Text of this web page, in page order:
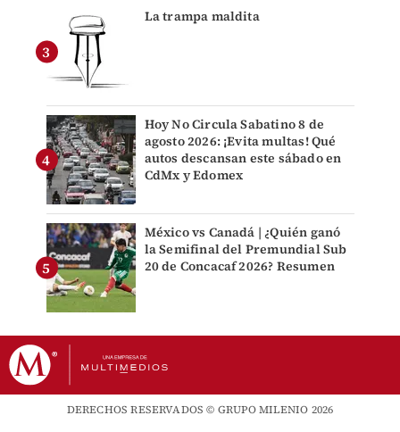
La trampa maldita
Hoy No Circula Sabatino 8 de
agosto 2026: ¡Evita multas! Qué
autos descansan este sábado en
CdMx y Edomex
México vs Canadá | ¿Quién ganó
la Semifinal del Premundial Sub
20 de Concacaf 2026? Resumen
DERECHOS RESERVADOS © GRUPO MILENIO 2026